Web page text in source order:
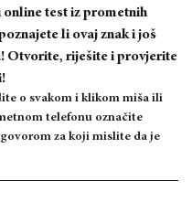
online test iz prometnih
li ovaj znak i još
Otvorite, riješite i provjerite
o svakom i klikom miša ili
telefonu označite
za koji mislite da je